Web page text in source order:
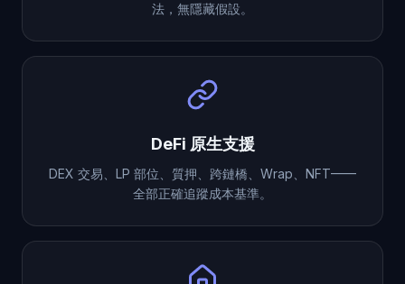
法，無隱藏假設。
DeFi 原生支援
DEX 交易、LP 部位、質押、跨鏈橋、Wrap、NFT——
全部正確追蹤成本基準。